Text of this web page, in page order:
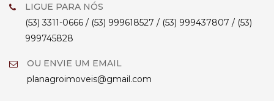
LIGUE PARA NÓS
(53) 3311-0666 / (53) 999618527 / (53) 999437807 / (53)
999745828
OU ENVIE UM EMAIL
planagroimoveis@gmail.com